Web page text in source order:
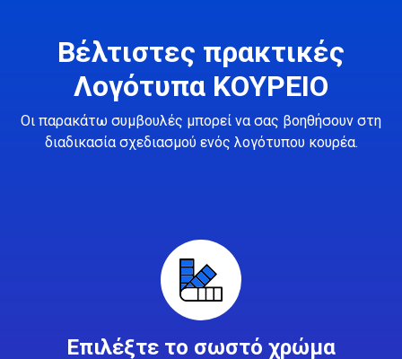
Βέλτιστες πρακτικές
Λογότυπα ΚΟΥΡΕΙΟ
Οι παρακάτω συμβουλές μπορεί να σας βοηθήσουν στη
διαδικασία σχεδιασμού ενός λογότυπου κουρέα.
Επιλέξτε το σωστό χρώμα